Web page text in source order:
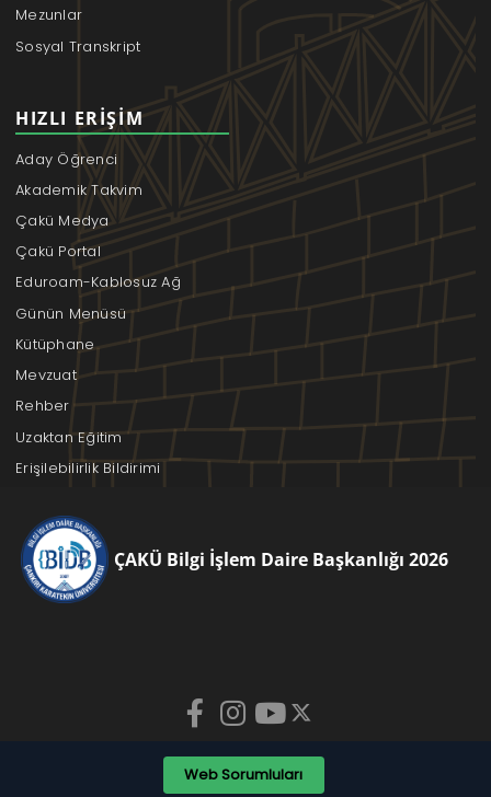
Mezunlar
Sosyal Transkript
HIZLI ERIŞIM
Aday Öğrenci
Akademik Takvim
Çakü Medya
Çakü Portal
Eduroam-Kablosuz Ağ
Günün Menüsü
Kütüphane
Mevzuat
Rehber
Uzaktan Eğitim
Erişilebilirlik Bildirimi
ÇAKÜ Bilgi İşlem Daire Başkanlığı 2026
Web Sorumluları